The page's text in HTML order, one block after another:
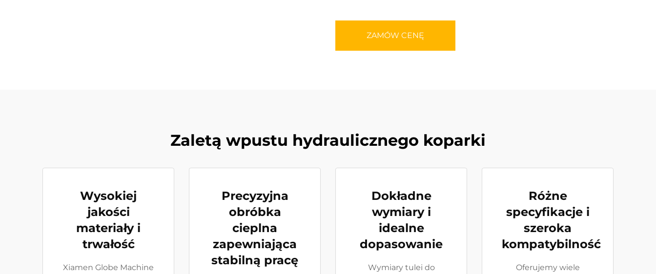
ZAMÓW CENĘ
Zaletą wpustu hydraulicznego koparki
Wysokiej
jakości
materiały i
trwałość
Xiamen Globe Machine
Precyzyjna
obróbka
cieplna
zapewniająca
stabilną pracę
Dokładne
wymiary i
idealne
dopasowanie
Wymiary tulei do
Różne
specyfikacje i
szeroka
kompatybilność
Oferujemy wiele